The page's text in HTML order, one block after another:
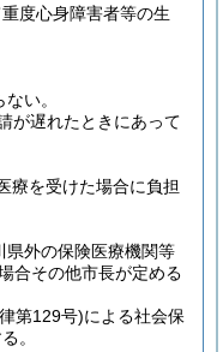
度心身障害者等の生
い。
が遅れたときにあって
療を受けた場合に負担
県外の保険医療機関等
合その他市長が定める
第129号)による社会保
。